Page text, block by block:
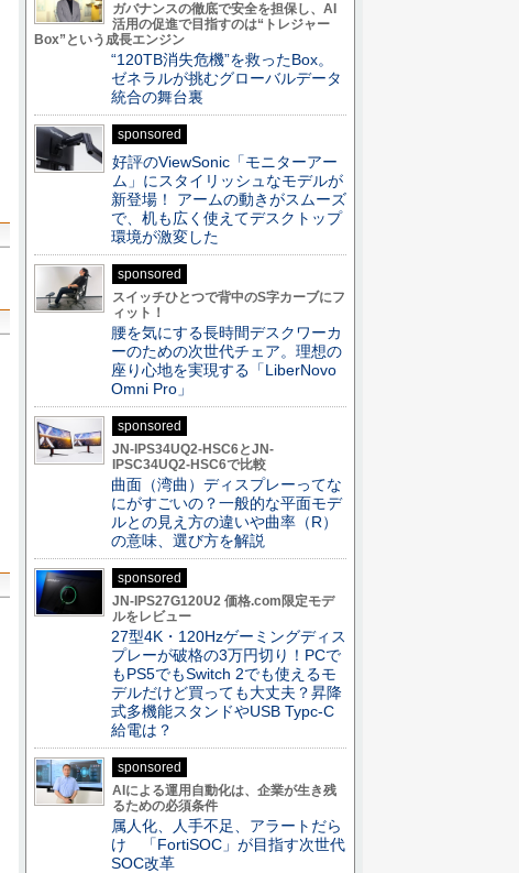
ガバナンスの徹底で安全を担保し、AI
活用の促進で目指すのは“トレジャー
Box”という成長エンジン
“120TB消失危機”を救ったBox。
ゼネラルが挑むグローバルデータ
統合の舞台裏
sponsored
好評のViewSonic「モニターアー
ム」にスタイリッシュなモデルが
新登場！ アームの動きがスムーズ
で、机も広く使えてデスクトップ
環境が激変した
sponsored
スイッチひとつで背中のS字カーブにフ
ィット！
腰を気にする長時間デスクワーカ
ーのための次世代チェア。理想の
座り心地を実現する「LiberNovo
Omni Pro」
sponsored
JN-IPS34UQ2-HSC6とJN-
IPSC34UQ2-HSC6で比較
曲面（湾曲）ディスプレーってな
にがすごいの？一般的な平面モデ
ルとの見え方の違いや曲率（R）
の意味、選び方を解説
sponsored
JN-IPS27G120U2 価格.com限定モデ
ルをレビュー
27型4K・120Hzゲーミングディス
プレーが破格の3万円切り！PCで
もPS5でもSwitch 2でも使えるモ
デルだけど買っても大丈夫？昇降
式多機能スタンドやUSB Typc-C
給電は？
sponsored
AIによる運用自動化は、企業が生き残
るための必須条件
属人化、人手不足、アラートだら
け 「FortiSOC」が目指す次世代
SOC改革